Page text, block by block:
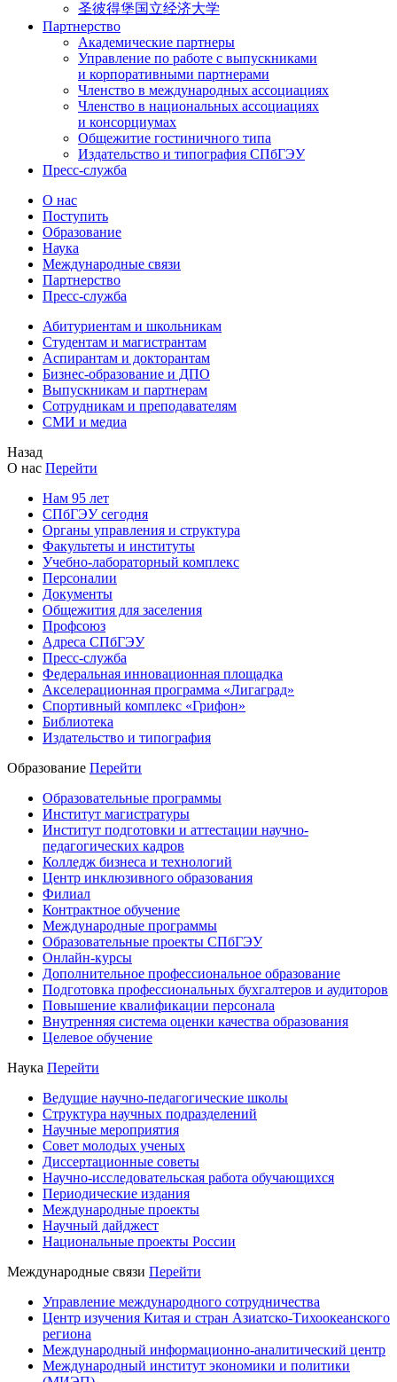
圣彼得堡国立经济大学
Партнерство
Академические партнеры
Управление по работе с выпускниками
и корпоративными партнерами
Членство в международных ассоциациях
Членство в национальных ассоциациях
и консорциумах
Общежитие гостиничного типа
Издательство и типография СПбГЭУ
Пресс-служба
О нас
Поступить
Образование
Наука
Международные связи
Партнерство
Пресс-служба
Абитуриентам и школьникам
Студентам и магистрантам
Аспирантам и докторантам
Бизнес-образование и ДПО
Выпускникам и партнерам
Сотрудникам и преподавателям
СМИ и медиа
Назад
О нас Перейти
Нам 95 лет
СПбГЭУ сегодня
Органы управления и структура
Факультеты и институты
Учебно-лабораторный комплекс
Персоналии
Документы
Общежития для заселения
Профсоюз
Адреса СПбГЭУ
Пресс-служба
Федеральная инновационная площадка
Акселерационная программа «Лигаград»­­
Спортивный комплекс «Грифон»
Библиотека
Издательство и типография
Образование Перейти
Образовательные программы
Институт магистратуры
Институт подготовки и аттестации научно-
педагогических кадров
Колледж бизнеса и технологий
Центр инклюзивного образования
Филиал
Контрактное обучение
Международные программы
Образовательные проекты СПбГЭУ
Онлайн-курсы
Дополнительное профессиональное образование
Подготовка профессиональных бухгалтеров и аудиторов
Повышение квалификации персонала
Внутренняя система оценки качества образования
Целевое обучение
Наука Перейти
Ведущие научно-педагогические школы
Структура научных подразделений
Научные мероприятия
Совет молодых ученых
Диссертационные советы
Научно-исследовательская работа обучающихся
Периодические издания
Международные проекты
Научный дайджест
Национальные проекты России
Международные связи Перейти
Управление международного сотрудничества
Центр изучения Китая и стран Азиатско-Тихоокеанского
региона
Международный информационно-аналитический центр
Международный институт экономики и политики